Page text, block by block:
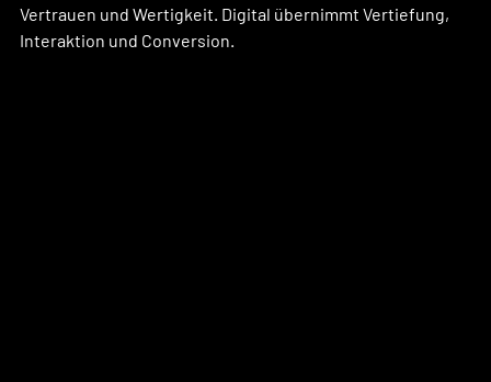
Vertrauen und Wertigkeit. Digital übernimmt Vertiefung,
Interaktion und Conversion.